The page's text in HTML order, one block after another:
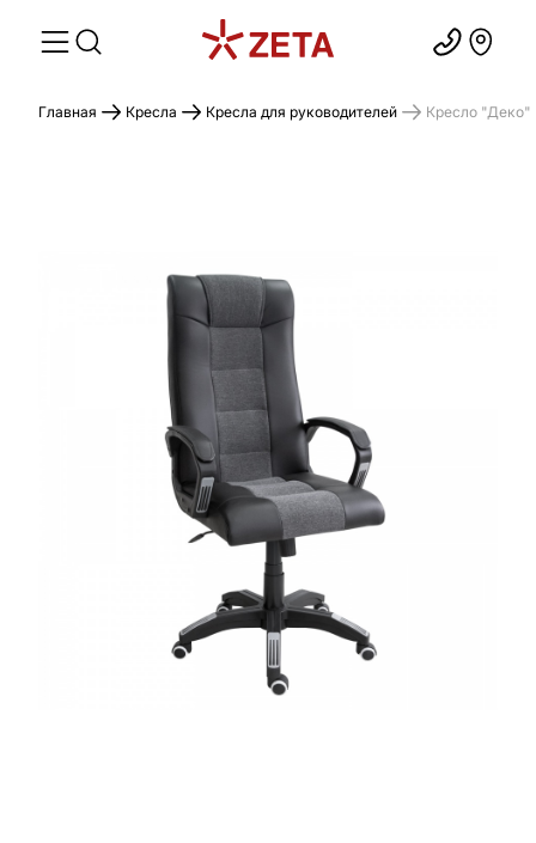
Главная Кресла Кресла для руководителей Кресло "Деко"